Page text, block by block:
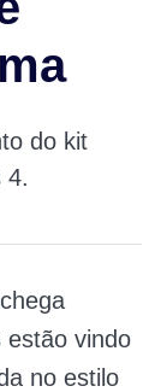
do kit
4.
estão vindo
no estilo